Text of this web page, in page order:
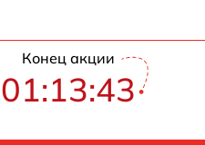
Конец акции
01:13:42